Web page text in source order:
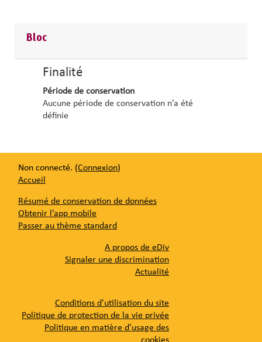
Bloc
Finalité
Période de conservation
Aucune période de conservation n’a été
définie
Non connecté. (Connexion)
Accueil
Résumé de conservation de données
Obtenir l’app mobile
Passer au thème standard
A propos de eDiv
Signaler une discrimination
Actualité
Conditions d'utilisation du site
Politique de protection de la vie privée
Politique en matière d'usage des